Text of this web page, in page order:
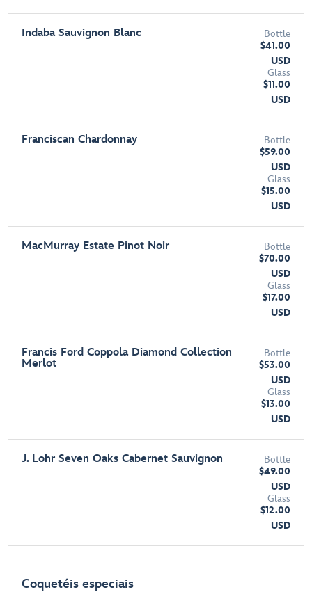
Indaba Sauvignon Blanc
Bottle
$41.00
USD
Glass
$11.00
USD
Franciscan Chardonnay
Bottle
$59.00
USD
Glass
$15.00
USD
MacMurray Estate Pinot Noir
Bottle
$70.00
USD
Glass
$17.00
USD
Francis Ford Coppola Diamond Collection
Merlot
Bottle
$53.00
USD
Glass
$13.00
USD
J. Lohr Seven Oaks Cabernet Sauvignon
Bottle
$49.00
USD
Glass
$12.00
USD
Coquetéis especiais